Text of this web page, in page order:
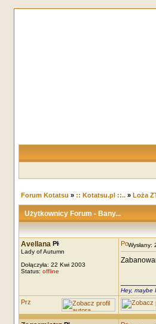
Forum Kotatsu » :: Kotatsu.pl ::..» Loża
Użytkownicy Forum - Bany...
Avellana
Lady of Autumn
Dołączyła: 22 Kwi 2003
Status: offline
Hey, maybe